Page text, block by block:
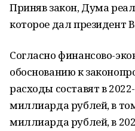
Приняв закон, Дума
которое дал президент
Согласно финансово-
обоснованию к
расходы составят в
миллиарда рублей, в
миллиарда рублей, в